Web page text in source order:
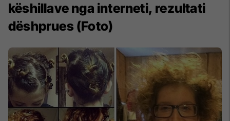
këshillave nga interneti, rezultati
dëshprues (Foto)